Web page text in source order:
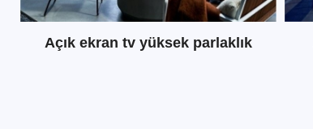
Açık ekran tv yüksek parlaklık